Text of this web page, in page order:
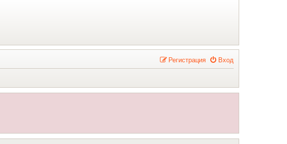
Вход
Регистрация